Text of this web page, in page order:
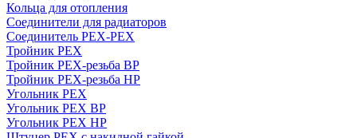
Кольца для отопления
Соединители для радиаторов
Соединитель PEX-PEX
Тройник PEX
Тройник PEX-резьба ВР
Тройник PEX-резьба НР
Угольник PEX
Угольник PEX ВР
Угольник PEX НР